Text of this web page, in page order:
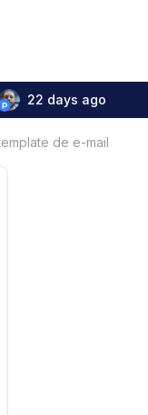
22 days ago
de e-mail